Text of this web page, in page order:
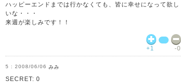
ハッピーエンドまでは行かなくても、皆に幸せになって欲し
いな・・・
来週が楽しみです！！
+1 -0
2008/06/06 みみ
SECRET: 0